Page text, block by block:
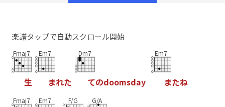
楽譜タップで自動スクロール開始
Fmaj7
生
Em7
まれた
Dm7
てのdoomsday
Em7
またね
Fmaj7 Em7 F/G G/A